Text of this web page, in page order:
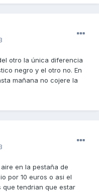
otro la única diferencia
negro y el otro no. En
mañana no cojere la
en la pestaña de
por 10 euros o asi el
que tendrian que estar